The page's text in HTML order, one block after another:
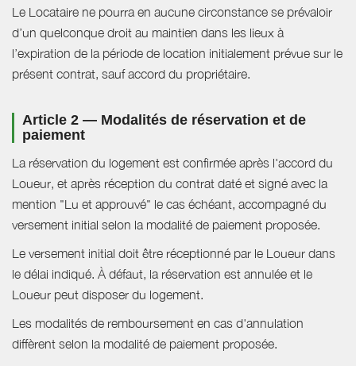
Le Locataire ne pourra en aucune circonstance se prévaloir
d’un quelconque droit au maintien dans les lieux à
l’expiration de la période de location initialement prévue sur le
présent contrat, sauf accord du propriétaire.
Article 2 — Modalités de réservation et de
paiement
La réservation du logement est confirmée après l'accord du
Loueur, et après réception du contrat daté et signé avec la
mention "Lu et approuvé" le cas échéant, accompagné du
versement initial selon la modalité de paiement proposée.
Le versement initial doit être réceptionné par le Loueur dans
le délai indiqué. À défaut, la réservation est annulée et le
Loueur peut disposer du logement.
Les modalités de remboursement en cas d'annulation
diffèrent selon la modalité de paiement proposée.